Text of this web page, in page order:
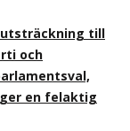
utsträckning till
och
en felaktig